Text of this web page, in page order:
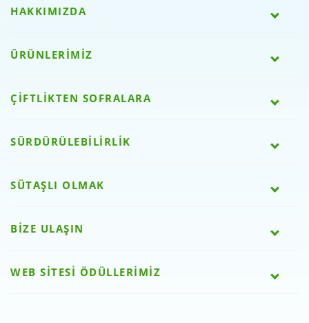
HAKKIMIZDA
ÜRÜNLERİMİZ
ÇİFTLİKTEN SOFRALARA
SÜRDÜRÜLEBİLİRLİK
SÜTAŞLI OLMAK
BİZE ULAŞIN
WEB SİTESİ ÖDÜLLERİMİZ